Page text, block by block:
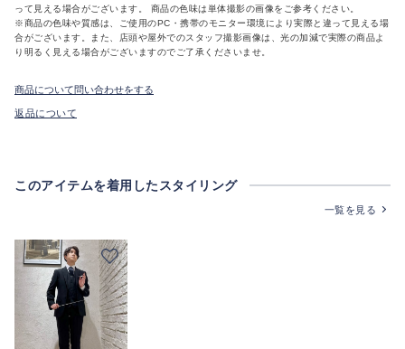
って見える場合がございます。 商品の色味は単体撮影の画像をご参考ください。
※商品の色味や質感は、ご使用のPC・携帯のモニター環境により実際と違って見える場
合がございます。また、店頭や屋外でのスタッフ撮影画像は、光の加減で実際の商品よ
り明るく見える場合がございますのでご了承くださいませ。
商品について問い合わせをする
返品について
このアイテムを着用したスタイリング
一覧を見る